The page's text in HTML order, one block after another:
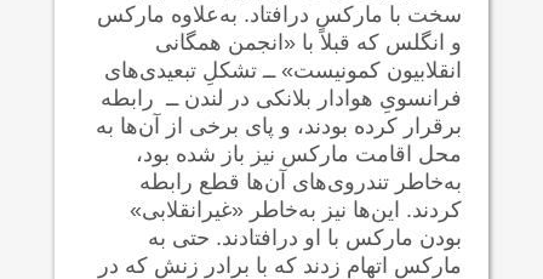
سخت با مارکس درافتاد. به‌علاوه مارکس
و انگلس که قبلاً با «انجمن همگانی
انقلابیون کمونیست» ــ تشکلِ تبعیدی‌های
فرانسویِ هوادار بلانکی در لندن ــ رابطه
برقرار کرده بودند، و پای برخی از آن‌ها به
محل اقامت مارکس نیز باز شده بود،
به‌خاطر تندروی‌های آن‌ها قطع رابطه
کردند. این‌ها نیز به‌خاطر «غیرانقلابی»
بودن مارکس با او درافتادند. حتی به
مارکس اتهام زدند که با برادر زنش که در